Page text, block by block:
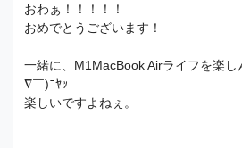
おわぁ！！！！！
おめでとうございます！
一緒に、M1MacBook Airライフを楽
∇￣)ﾆﾔｯ
楽しいですよねぇ。